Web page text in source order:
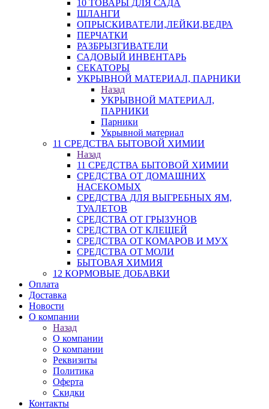
10 ТОВАРЫ ДЛЯ САДА
ШЛАНГИ
ОПРЫСКИВАТЕЛИ,ЛЕЙКИ,ВЕДРА
ПЕРЧАТКИ
РАЗБРЫЗГИВАТЕЛИ
САДОВЫЙ ИНВЕНТАРЬ
СЕКАТОРЫ
УКРЫВНОЙ МАТЕРИАЛ, ПАРНИКИ
Назад
УКРЫВНОЙ МАТЕРИАЛ,
ПАРНИКИ
Парники
Укрывной материал
11 СРЕДСТВА БЫТОВОЙ ХИМИИ
Назад
11 СРЕДСТВА БЫТОВОЙ ХИМИИ
СРЕДСТВА ОТ ДОМАШНИХ
НАСЕКОМЫХ
СРЕДСТВА ДЛЯ ВЫГРЕБНЫХ ЯМ,
ТУАЛЕТОВ
СРЕДСТВА ОТ ГРЫЗУНОВ
СРЕДСТВА ОТ КЛЕЩЕЙ
СРЕДСТВА ОТ КОМАРОВ И МУХ
СРЕДСТВА ОТ МОЛИ
БЫТОВАЯ ХИМИЯ
12 КОРМОВЫЕ ДОБАВКИ
Оплата
Доставка
Новости
О компании
Назад
О компании
О компании
Реквизиты
Политика
Оферта
Скидки
Контакты